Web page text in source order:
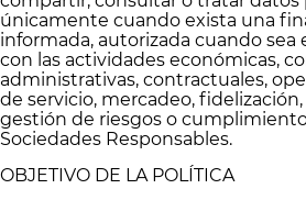
únicamente cuando exista una
informada, autorizada cuando sea
con las actividades económicas,
administrativas, contractuales,
de servicio, mercadeo,
gestión de riesgos o
Sociedades Responsables.
OBJETIVO DE LA POLÍTICA